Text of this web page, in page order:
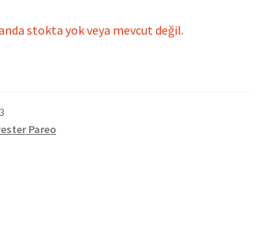
stokta yok veya mevcut değil.
Pareo